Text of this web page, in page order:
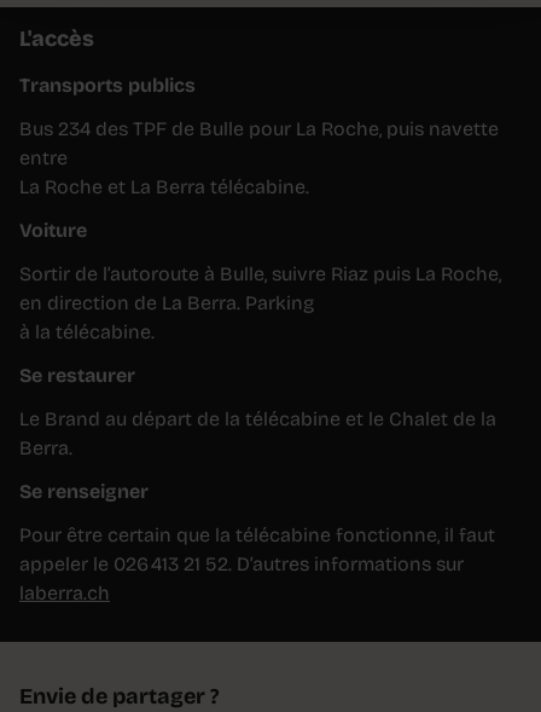
L'accès
Transports publics
Bus 234 des TPF de Bulle pour La Roche, puis navette
entre
La Roche et La Berra télécabine.
Voiture
Sortir de l’autoroute à Bulle, suivre Riaz puis La Roche,
en direction de La Berra. Parking
à la télécabine.
Se restaurer
Le Brand au départ de la télécabine et le Chalet de la
Berra.
Se renseigner
Pour être certain que la télécabine fonctionne, il faut
appeler le 026 413 21 52. D’autres informations sur
laberra.ch
Envie de partager ?